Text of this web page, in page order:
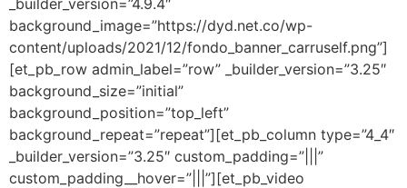
_builder_version=”4.9.4″
background_image=”https://dyd.net.co/wp-
content/uploads/2021/12/fondo_banner_carruself.png”]
[et_pb_row admin_label=”row” _builder_version=”3.25″
background_size=”initial”
background_position=”top_left”
background_repeat=”repeat”][et_pb_column type=”4_4″
_builder_version=”3.25″ custom_padding=”|||”
custom_padding__hover=”|||”][et_pb_video